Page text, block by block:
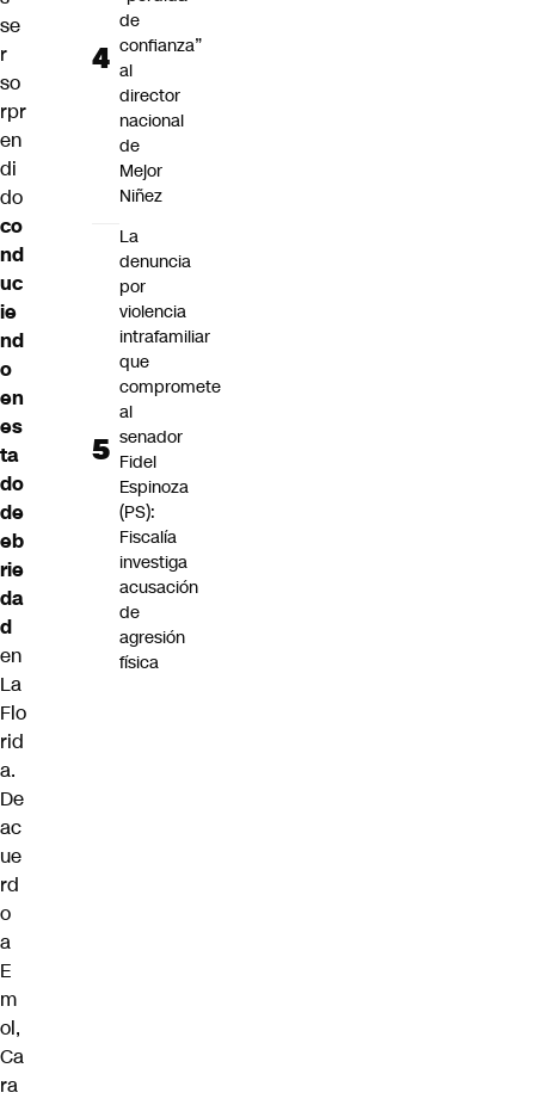
se
r
so
rpr
en
di
do
co
nd
uc
ie
nd
o
en
es
ta
do
de
eb
rie
da
d
en
La
Flo
rid
a.
De
ac
ue
rd
o
a
E
m
ol,
Ca
ra
de
confianza”
al
director
nacional
de
Mejor
Niñez
La
denuncia
por
violencia
intrafamiliar
que
compromete
al
senador
Fidel
Espinoza
(PS):
Fiscalía
investiga
acusación
de
agresión
física